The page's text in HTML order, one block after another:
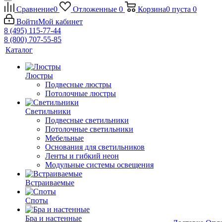
Сравнение0 Отложенные 0 Корзина0 пуста 0
ВойтиМой кабинет
8 (495) 115-77-44
8 (800) 707-55-85
Каталог
Люстры
Подвесные люстры
Потолочные люстры
Светильники
Подвесные светильники
Потолочные светильники
Мебельные
Основания для светильников
Ленты и гибкий неон
Модульные системы освещения
Встраиваемые
Споты
Бра и настенные